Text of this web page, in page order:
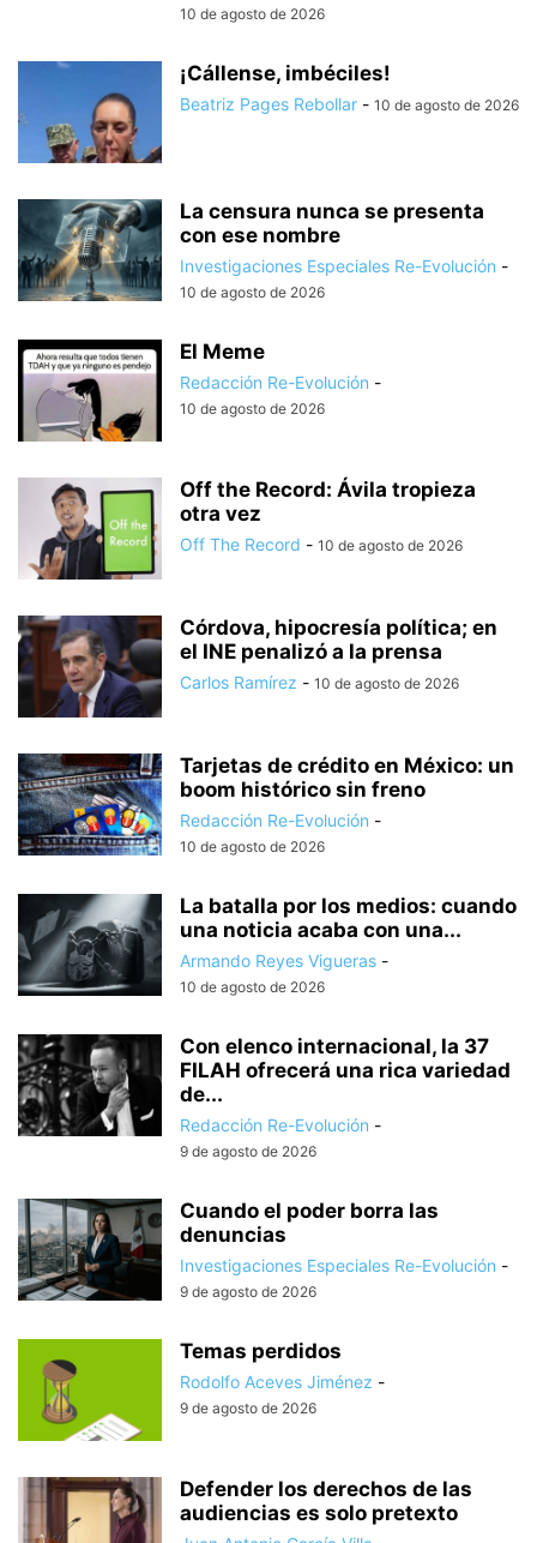
10 de agosto de 2026
¡Cállense, imbéciles!
Beatriz Pages Rebollar - 10 de agosto de 2026
La censura nunca se presenta
con ese nombre
Investigaciones Especiales Re-Evolución -
10 de agosto de 2026
El Meme
Redacción Re-Evolución -
10 de agosto de 2026
Off the Record: Ávila tropieza
otra vez
Off The Record - 10 de agosto de 2026
Córdova, hipocresía política; en
el INE penalizó a la prensa
Carlos Ramírez - 10 de agosto de 2026
Tarjetas de crédito en México: un
boom histórico sin freno
Redacción Re-Evolución -
10 de agosto de 2026
La batalla por los medios: cuando
una noticia acaba con una...
Armando Reyes Vigueras -
10 de agosto de 2026
Con elenco internacional, la 37
FILAH ofrecerá una rica variedad
de...
Redacción Re-Evolución -
9 de agosto de 2026
Cuando el poder borra las
denuncias
Investigaciones Especiales Re-Evolución -
9 de agosto de 2026
Temas perdidos
Rodolfo Aceves Jiménez -
9 de agosto de 2026
Defender los derechos de las
audiencias es solo pretexto